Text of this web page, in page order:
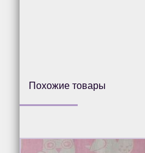
Похожие товары